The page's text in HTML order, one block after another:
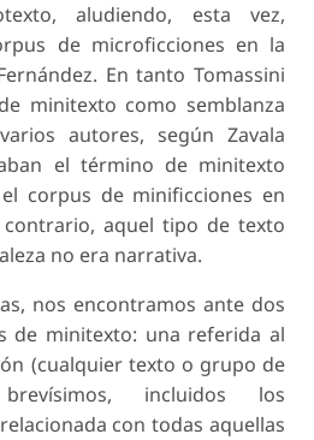
aludiendo, esta vez,
de microficciones en la
En tanto Tomassini
minitexto como semblanza
autores, según Zavala
el término de minitexto
corpus de minificciones en
aquel tipo de texto
no era narrativa.
nos encontramos ante dos
de minitexto: una referida al
(cualquier texto o grupo de
incluidos los
con todas aquellas